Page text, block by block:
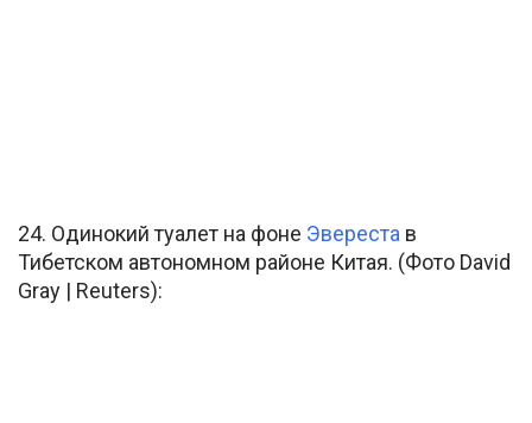
24. Одинокий туалет на фоне Эвереста в
Тибетском автономном районе Китая. (Фото David
Gray | Reuters):